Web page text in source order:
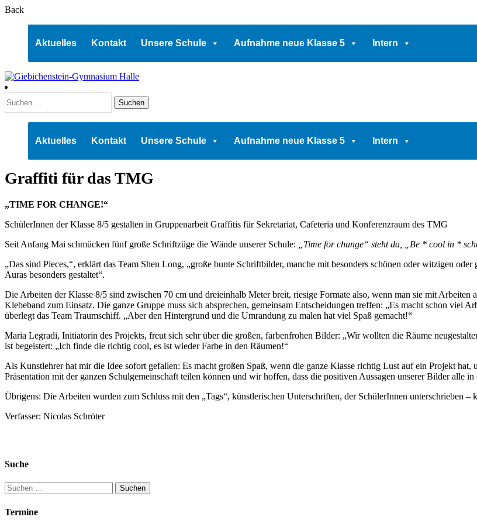
Back
Aktuelles Kontakt Unsere Schule Aufnahme neue Klasse 5 Intern
nach:
Aktuelles Kontakt Unsere Schule Aufnahme neue Klasse 5 Intern
Graffiti für das TMG
„TIME FOR CHANGE!“
SchülerInnen der Klasse 8/5 gestalten in Gruppenarbeit Graffitis für Sekretariat, Cafeteria und Konferenzraum des TMG
Seit Anfang Mai schmücken fünf große Schriftzüge die Wände unserer Schule:
„Time for change“ steht da, „Be * cool in *
„Das sind Pieces,“, erklärt das Team Shen Long, „große bunte Schriftbilder, manche mit besonders schönen oder witzigen
Auras besonders gestaltet“.
Die Arbeiten der Klasse 8/5 sind zwischen 70 cm und dreieinhalb Meter breit, riesige Formate also, wenn man sie mit
Klebeband zum Einsatz. Die ganze Gruppe muss sich absprechen, gemeinsam Entscheidungen treffen: „Es macht schon viel
überlegt das Team Traumschiff. „Aber den Hintergrund und die Umrandung zu malen hat viel Spaß gemacht!“
Maria Legradi, Initiatorin des Projekts, freut sich sehr über die großen, farbenfrohen Bilder: „Wir wollten die Räume
ist begeistert: „Ich finde die richtig cool, es ist wieder Farbe in den Räumen!“
Als Kunstlehrer hat mir die Idee sofort gefallen: Es macht großen Spaß, wenn die ganze Klasse richtig Lust auf ein Projekt
Präsentation mit der ganzen Schulgemeinschaft teilen können und wir hoffen, dass die positiven Aussagen unserer Bilder alle
Übrigens: Die Arbeiten wurden zum Schluss mit den „Tags“, künstlerischen Unterschriften, der SchülerInnen unterschrieben
Verfasser: Nicolas Schröter
Suche
Suchen
nach:
Termine